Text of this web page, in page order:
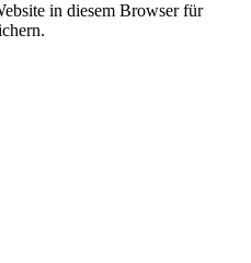
in diesem Browser für